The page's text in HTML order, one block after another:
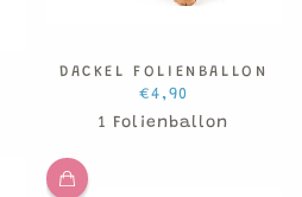
DACKEL FOLIENBALLON
€4,90
1 Folienballon